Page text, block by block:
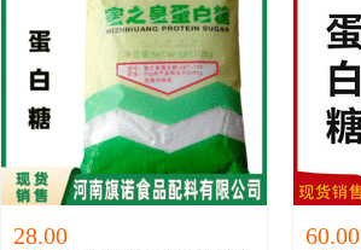
28.00 60.00